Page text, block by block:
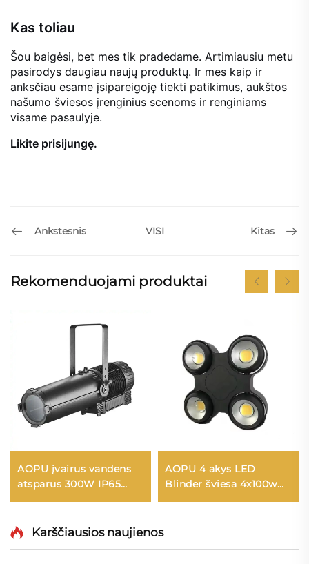
Kas toliau
Šou baigėsi, bet mes tik pradedame. Artimiausiu metu
pasirodys daugiau naujų produktų. Ir mes kaip ir
anksčiau esame įsipareigoję tiekti patikimus, aukštos
našumo šviesos įrenginius scenoms ir renginiams
visame pasaulyje.
Likite prisijungę.
Ankstesnis VISI Kitas
Rekomenduojami produktai
AOPU įvairus vandens
atsparus 300W IP65
T+BT arba RGBAL LED
zumu
AOPU 4 akys LED
Blinder šviesa 4x100w
Cob Blinder
Karščiausios naujienos